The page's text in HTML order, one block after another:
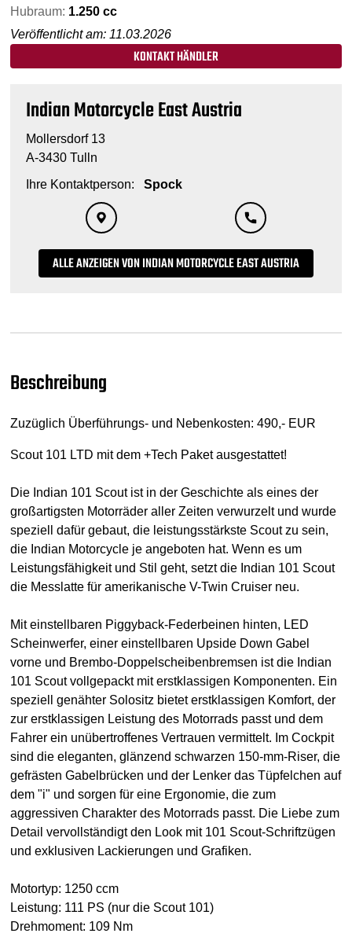
Hubraum: 1.250 cc
Veröffentlicht am: 11.03.2026
KONTAKT HÄNDLER
Indian Motorcycle East Austria
Mollersdorf 13
A-3430 Tulln
Ihre Kontaktperson:
Spock
ALLE ANZEIGEN VON INDIAN MOTORCYCLE EAST AUSTRIA
Beschreibung
Zuzüglich Überführungs- und Nebenkosten: 490,- EUR
Scout 101 LTD mit dem +Tech Paket ausgestattet!
Die Indian 101 Scout ist in der Geschichte als eines der
großartigsten Motorräder aller Zeiten verwurzelt und wurde
speziell dafür gebaut, die leistungsstärkste Scout zu sein,
die Indian Motorcycle je angeboten hat. Wenn es um
Leistungsfähigkeit und Stil geht, setzt die Indian 101 Scout
die Messlatte für amerikanische V-Twin Cruiser neu.
Mit einstellbaren Piggyback-Federbeinen hinten, LED
Scheinwerfer, einer einstellbaren Upside Down Gabel
vorne und Brembo-Doppelscheibenbremsen ist die Indian
101 Scout vollgepackt mit erstklassigen Komponenten. Ein
speziell genähter Solositz bietet erstklassigen Komfort, der
zur erstklassigen Leistung des Motorrads passt und dem
Fahrer ein unübertroffenes Vertrauen vermittelt. Im Cockpit
sind die eleganten, glänzend schwarzen 150-mm-Riser, die
gefrästen Gabelbrücken und der Lenker das Tüpfelchen auf
dem "i" und sorgen für eine Ergonomie, die zum
aggressiven Charakter des Motorrads passt. Die Liebe zum
Detail vervollständigt den Look mit 101 Scout-Schriftzügen
und exklusiven Lackierungen und Grafiken.
Motortyp: 1250 ccm
Leistung: 111 PS (nur die Scout 101)
Drehmoment: 109 Nm